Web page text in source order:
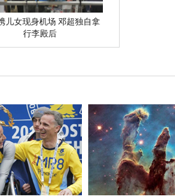
儿女现身机场 邓超独自拿
行李殿后